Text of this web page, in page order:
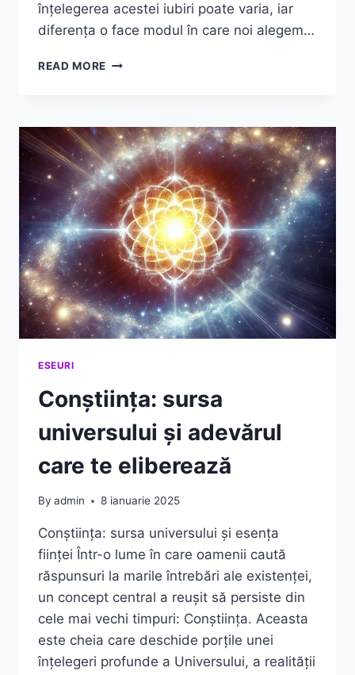
înțelegerea acestei iubiri poate varia, iar
diferența o face modul în care noi alegem…
READ MORE CÂND
IUBEȘTE…”
ESEURI
Conștiința: sursa
universului și adevărul
care te eliberează
By admin 8 ianuarie 2025
Conștiința: sursa universului și esența
ființei Într-o lume în care oamenii caută
răspunsuri la marile întrebări ale existenței,
un concept central a reușit să persiste din
cele mai vechi timpuri: Conștiința. Aceasta
este cheia care deschide porțile unei
înțelegeri profunde a Universului, a realității